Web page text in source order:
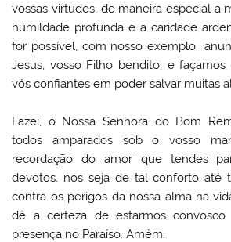
vossas virtudes, de maneira especial a
humildade profunda e a caridade
for possível, com nosso exemplo
Jesus, vosso Filho bendito, e
vós confiantes em poder salvar muitas
Fazei, ó Nossa Senhora do Bom
todos amparados sob o vosso
recordação do amor que tendes
devotos, nos seja de tal conforto até
contra os perigos da nossa alma na
dê a certeza de estarmos convosco
presença no Paraíso. Amém.